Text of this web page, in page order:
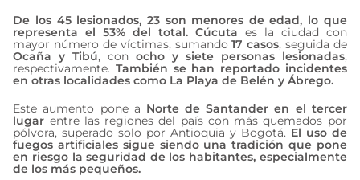
De los 45 lesionados, 23 son menores de edad, lo que
representa el 53% del total. Cúcuta es la ciudad con
mayor número de víctimas, sumando17 casos, seguida de
Ocaña y Tibú, con ocho y siete personas lesionadas,
respectivamente. También se han reportado incidentes
en otras localidades como La Playa de Belén y Ábrego.
Este aumento pone a Norte de Santander en el tercer
lugar entre las regiones del país con más quemados por
pólvora, superado solo por Antioquia y Bogotá. El uso de
fuegos artificiales sigue siendo una tradición que pone
en riesgo la seguridad de los habitantes, especialmente
de los más pequeños.